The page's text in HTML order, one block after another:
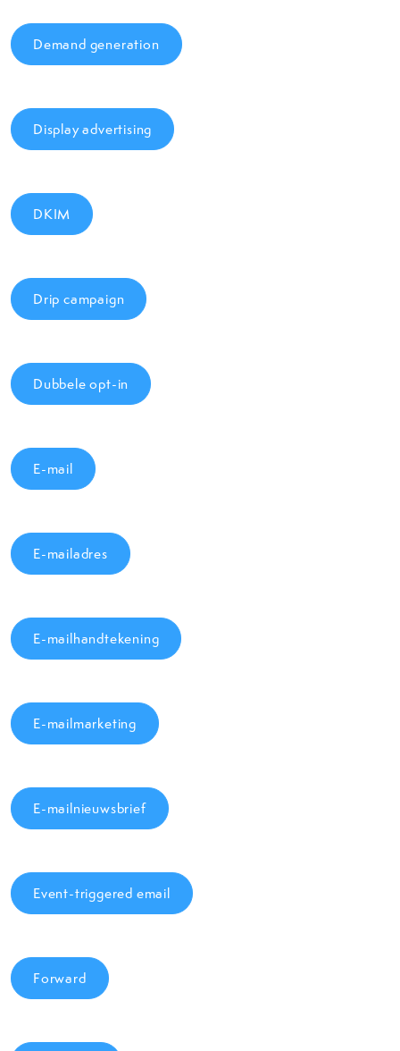
Demand generation
Display advertising
DKIM
Drip campaign
Dubbele opt-in
E-mail
E-mailadres
E-mailhandtekening
E-mailmarketing
E-mailnieuwsbrief
Event-triggered email
Forward